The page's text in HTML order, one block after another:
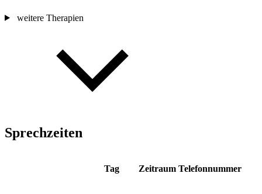
weitere Therapien
Sprechzeiten
Tag Zeitraum Telefonnummer